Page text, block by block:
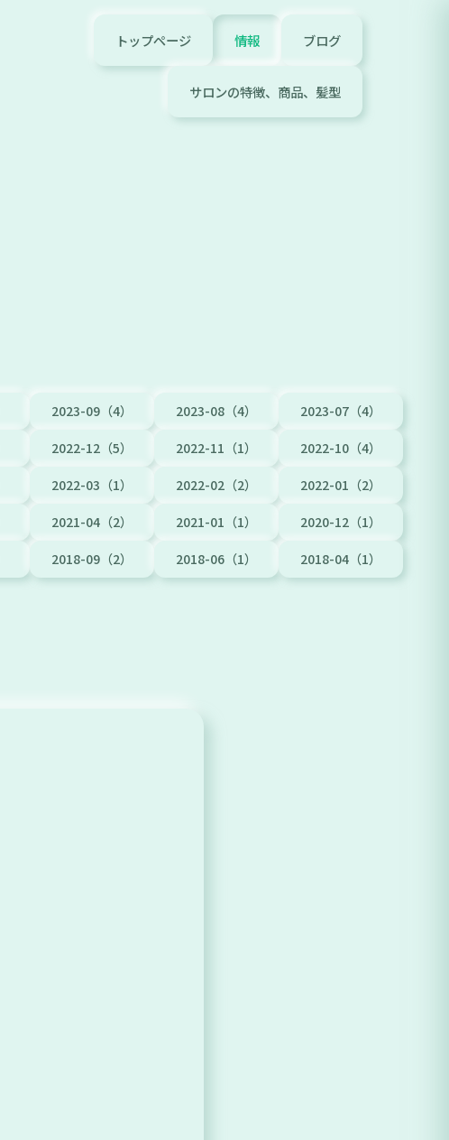
トップページ 情報 ブログ
サロンの特徴、商品、髪型
2023-09（4） 2023-08（4） 2023-07（4）
2022-12（5） 2022-11（1） 2022-10（4）
2022-03（1） 2022-02（2） 2022-01（2）
2021-04（2） 2021-01（1） 2020-12（1）
2018-09（2） 2018-06（1） 2018-04（1）